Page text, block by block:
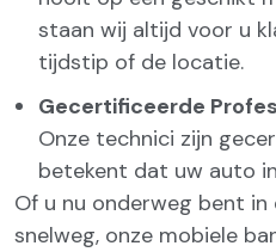
staan wij altijd voor u
tijdstip of de locatie.
Gecertificeerde
Onze technici zijn
betekent dat uw auto
Of u nu onderweg bent
snelweg, onze mobiele